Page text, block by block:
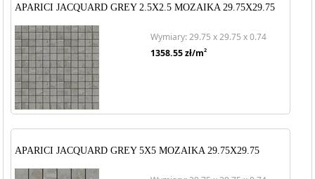
APARICI JACQUARD GREY 2.5X2.5 MOZAIKA 29.75X29.75
Wymiary: 29.75 x 29.75 x 0.74
1358.55zł/m2
APARICI JACQUARD GREY 5X5 MOZAIKA 29.75X29.75